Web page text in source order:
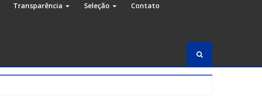
Transparência Seleção Contato